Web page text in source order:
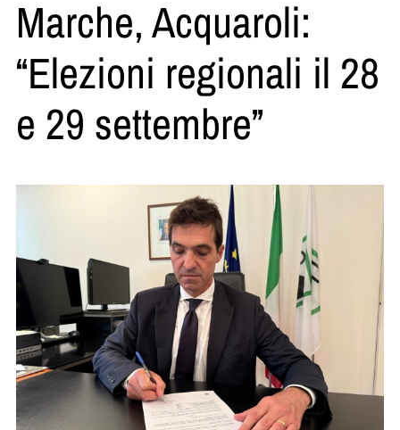
Marche, Acquaroli:
“Elezioni regionali il 28
e 29 settembre”